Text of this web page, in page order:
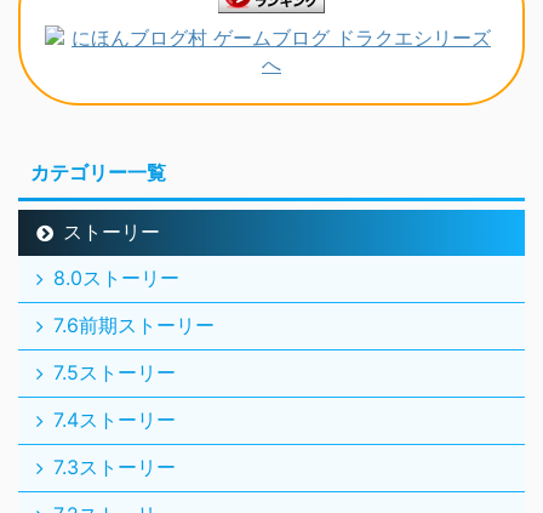
カテゴリー一覧
ストーリー
8.0ストーリー
7.6前期ストーリー
7.5ストーリー
7.4ストーリー
7.3ストーリー